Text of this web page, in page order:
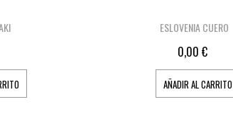
ESLOVENIA CUERO
0,00 €
AÑADIR AL CARRITO